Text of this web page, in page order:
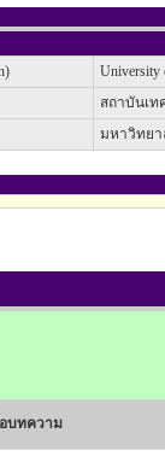
University
สถาบันเท
มหาวิทยา
บทความ